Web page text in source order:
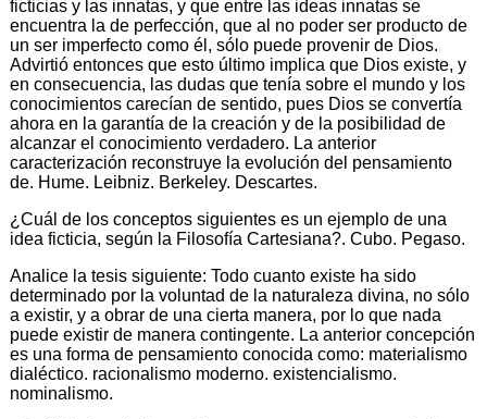
ficticias y las innatas, y que entre las ideas innatas se
encuentra la de perfección, que al no poder ser producto de
un ser imperfecto como él, sólo puede provenir de Dios.
Advirtió entonces que esto último implica que Dios existe, y
en consecuencia, las dudas que tenía sobre el mundo y los
conocimientos carecían de sentido, pues Dios se convertía
ahora en la garantía de la creación y de la posibilidad de
alcanzar el conocimiento verdadero. La anterior
caracterización reconstruye la evolución del pensamiento
de. Hume. Leibniz. Berkeley. Descartes.
¿Cuál de los conceptos siguientes es un ejemplo de una
idea ficticia, según la Filosofía Cartesiana?. Cubo. Pegaso.
Analice la tesis siguiente: Todo cuanto existe ha sido
determinado por la voluntad de la naturaleza divina, no sólo
a existir, y a obrar de una cierta manera, por lo que nada
puede existir de manera contingente. La anterior concepción
es una forma de pensamiento conocida como: materialismo
dialéctico. racionalismo moderno. existencialismo.
nominalismo.